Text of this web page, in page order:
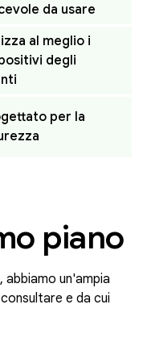
da usare
al meglio i
degli
per la
piano
abbiamo un'ampia
e da cui